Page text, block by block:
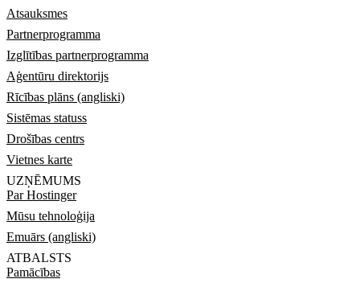
Atsauksmes
Partnerprogramma
Izglītības partnerprogramma
Aģentūru direktorijs
Rīcības plāns (angliski)
Sistēmas statuss
Drošības centrs
Vietnes karte
UZŅĒMUMS
Par Hostinger
Mūsu tehnoloģija
Emuārs (angliski)
ATBALSTS
Pamācības